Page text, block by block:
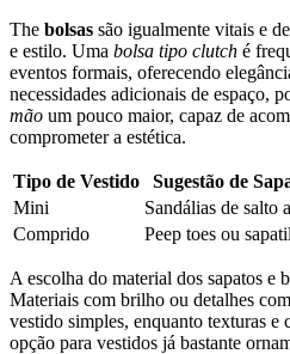
The bolsas são igualmente vitais e
e estilo. Uma bolsa tipo clutch é
eventos formais, oferecendo
necessidades adicionais de espaço,
mão um pouco maior, capaz de
comprometer a estética.
Tipo de Vestido Sugestão de
Mini
Sandálias de salto
Comprido
Peep toes ou
A escolha do material dos sapatos e
Materiais com brilho ou detalhes
vestido simples, enquanto texturas e
opção para vestidos já bastante